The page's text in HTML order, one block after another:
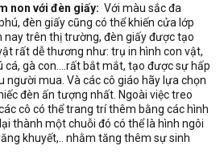
non với đèn giấy:Với màu sắc đa
đèn giấy cũng có thể khiến cửa lớp
nay trên thị trường, đèn giấy được tạo
rất dễ thương như: trụ in hình con vật,
cá, gà con….rất bắt mắt, tạo được sự hấp
người mua. Và các cô giáo hãy lựa chọn
đèn ấn tượng nhất. Ngoài việc treo
cô có thể trang trí thêm bằng các hình
thành một chuỗi đó có thể là hình ngôi
khuyết,.. nhằm tăng thêm sự sinh